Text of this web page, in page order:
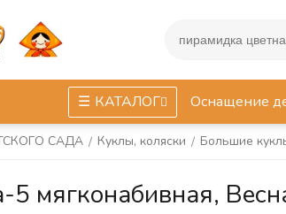
КАТАЛОГ Оснащение
САДА / Куклы, коляски / Большие
мягконабивная,